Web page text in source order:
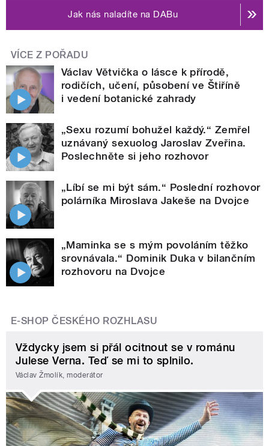
Jak nás naladíte na DABu
VÍCE Z POŘADU
Václav Větvička o lásce k přírodě,
rodičích, učení, působení ve Štiříně
i vedení botanické zahrady
„Sexu rozumí bohužel každý.“ Zemřel
uznávaný sexuolog Jaroslav Zveřina.
Poslechněte si jeho rozhovor
„Líbí se mi být sám.“ Poslední rozhovor
polárníka Miroslava Jakeše na Dvojce
„Maminka se s mým povoláním těžko
srovnávala.“ Dominik Duka v bilančním
rozhovoru na Dvojce
E-SHOP ČESKÉHO ROZHLASU
Vždycky jsem si přál ocitnout se v románu
Julese Verna. Teď se mi to splnilo.
Václav Žmolík, moderátor